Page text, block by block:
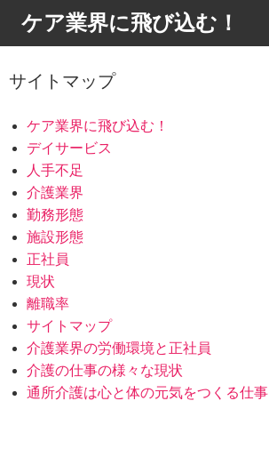
ケア業界に飛び込む！
サイトマップ
ケア業界に飛び込む！
デイサービス
人手不足
介護業界
勤務形態
施設形態
正社員
現状
離職率
サイトマップ
介護業界の労働環境と正社員
介護の仕事の様々な現状
通所介護は心と体の元気をつくる仕事